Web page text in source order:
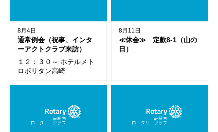
8月4日
通常例会（祝事、インタ
ーアクトクラブ来訪）
１２：３０～ ホテルメト
ロポリタン高崎
8月11日
≪休会≫ 定款8-1（山の
日）